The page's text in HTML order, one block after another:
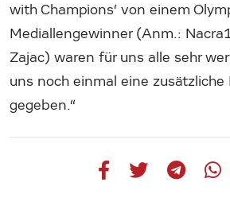
with Champions‘ von einem
Mediallengewinner (Anm.:
Zajac) waren für uns alle sehr
uns noch einmal eine
gegeben.“